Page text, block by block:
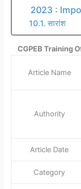
2023 :
सारांश
CGPEB Training
Article Name
Authority
Article Date
Category